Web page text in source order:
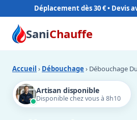
Déplacement dès 30 €
SaniChauffe
Accueil › Débouchage › Débouchage
Artisan disponible
Disponible chez vous à 8h10